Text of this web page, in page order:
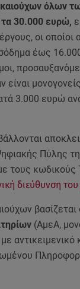
όλων
30.000 ευρώ,
οι οποίοι
έως
είναι
3.000 ευρώ
Πύλης
τους κωδικούς
διεύθυνση
βασίζεται
(ΑμεΑ,